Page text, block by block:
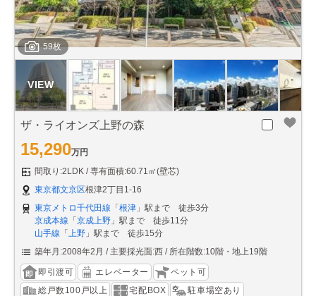
59枚
ザ・ライオンズ上野の森
15,290万円
間取り:2LDK
専有面積:60.71㎡(壁芯)
東京都文京区根津2丁目1-16
東京メトロ千代田線 「 根津 」駅まで 徒歩3分
京成本線 「 京成上野 」駅まで 徒歩11分
山手線 「 上野 」駅まで 徒歩15分
築年月:2008年2月
主要採光面:西 所在階数:10階・地上19階
即引渡可 エレベーター
ペット可
総戸数100戸以上
宅配BOX
駐車場空あり